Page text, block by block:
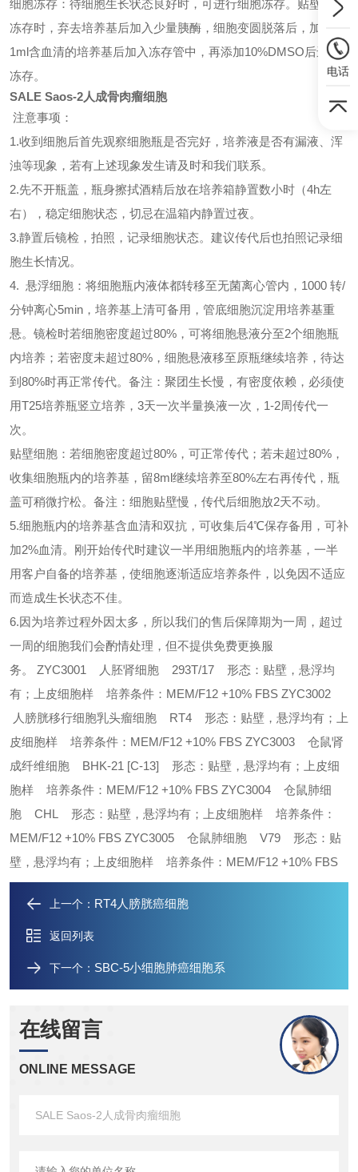
细胞冻存：待细胞生长状态良好时，可进行细胞冻存。贴壁细胞
冻存时，弃去培养基后加入少量胰酶，细胞变圆脱落后，加入约
1ml含血清的培养基后加入冻存管中，再添加10%DMSO后进行
冻存。
SALE Saos-2人成骨肉瘤细胞
注意事项：
1.收到细胞后首先观察细胞瓶是否完好，培养液是否有漏液、浑
浊等现象，若有上述现象发生请及时和我们联系。
2.先不开瓶盖，瓶身擦拭酒精后放在培养箱静置数小时（4h左
右），稳定细胞状态，切忌在温箱内静置过夜。
3.静置后镜检，拍照，记录细胞状态。建议传代后也拍照记录细
胞生长情况。
4. 悬浮细胞：将细胞瓶内液体都转移至无菌离心管内，1000 转/
分钟离心5min，培养基上清可备用，管底细胞沉淀用培养基重
悬。镜检时若细胞密度超过80%，可将细胞悬液分至2个细胞瓶
内培养；若密度未超过80%，细胞悬液移至原瓶继续培养，待达
到80%时再正常传代。备注：聚团生长慢，有密度依赖，必须使
用T25培养瓶竖立培养，3天一次半量换液一次，1-2周传代一
次。
贴壁细胞：若细胞密度超过80%，可正常传代；若未超过80%，
收集细胞瓶内的培养基，留8ml继续培养至80%左右再传代，瓶
盖可稍微拧松。备注：细胞贴壁慢，传代后细胞放2天不动。
5.细胞瓶内的培养基含血清和双抗，可收集后4℃保存备用，可补
加2%血清。刚开始传代时建议一半用细胞瓶内的培养基，一半
用客户自备的培养基，使细胞逐渐适应培养条件，以免因不适应
而造成生长状态不佳。
6.因为培养过程外因太多，所以我们的售后保障期为一周，超过
一周的细胞我们会酌情处理，但不提供免费更换服
务。 ZYC3001 人胚肾细胞 293T/17 形态：贴壁，悬浮均
有；上皮细胞样 培养条件：MEM/F12 +10% FBS ZYC3002
人膀胱移行细胞乳头瘤细胞 RT4 形态：贴壁，悬浮均有；上
皮细胞样 培养条件：MEM/F12 +10% FBS ZYC3003 仓鼠肾
成纤维细胞 BHK-21 [C-13] 形态：贴壁，悬浮均有；上皮细
胞样 培养条件：MEM/F12 +10% FBS ZYC3004 仓鼠肺细
胞 CHL 形态：贴壁，悬浮均有；上皮细胞样 培养条件：
MEM/F12 +10% FBS ZYC3005 仓鼠肺细胞 V79 形态：贴
壁，悬浮均有；上皮细胞样 培养条件：MEM/F12 +10% FBS
上一个： RT4人膀胱癌细胞
返回列表
下一个： SBC-5小细胞肺癌细胞系
在线留言
ONLINE MESSAGE
电话